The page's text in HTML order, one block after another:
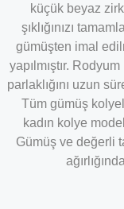
küçük beyaz
şıklığınızı
gümüşten imal
yapılmıştır.
parlaklığını uzun
Tüm gümüş
kadın kolye
Gümüş ve değerli